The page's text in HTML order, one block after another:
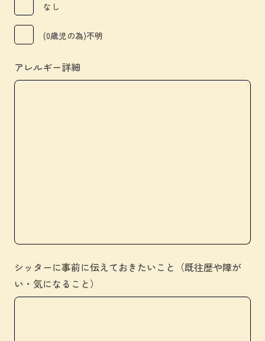
なし
(0歳児の為)不明
アレルギー詳細
シッターに事前に伝えておきたいこと（既往歴や障が
い・気になること）